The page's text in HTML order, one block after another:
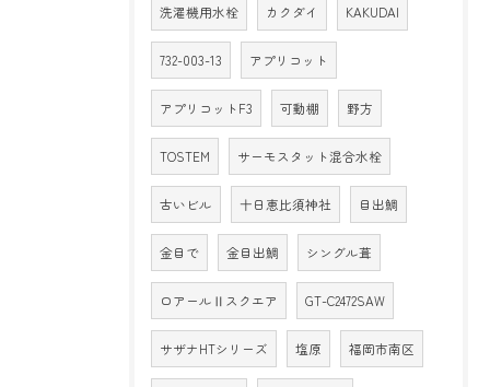
洗濯機用水栓 カクダイ KAKUDAI
732-003-13 アプリコット
アプリコットF3 可動棚 野方
TOSTEM サーモスタット混合水栓
古いビル 十日恵比須神社 目出鯛
金目で 金目出鯛 シングル葺
ロアールⅡスクエア GT-C2472SAW
サザナHTシリーズ 塩原 福岡市南区